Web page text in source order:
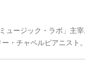
ュージック・ラボ」主宰
・チャペルピアニスト。